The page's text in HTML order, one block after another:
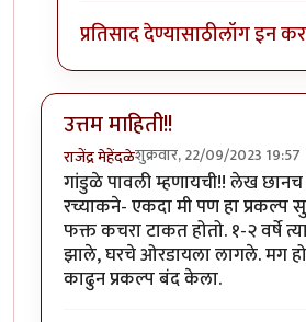
प्रतिसाद देण्यासाठीलॉग इन
उत्तम माहिती!!
राजेंद्र मेहेंदळेशुक्रवार, 22/09/2023 19:57
गांडुळे पावली म्हणायची!! लेख छानच
रच्याकने- एकदा मी पण हा प्रकल्प
फक्त कचरा टाकत होतो. १-२ वर्षे
झाले, घरचे ओरडायला लागले. मग
काढुन प्रकल्प बंद केला.